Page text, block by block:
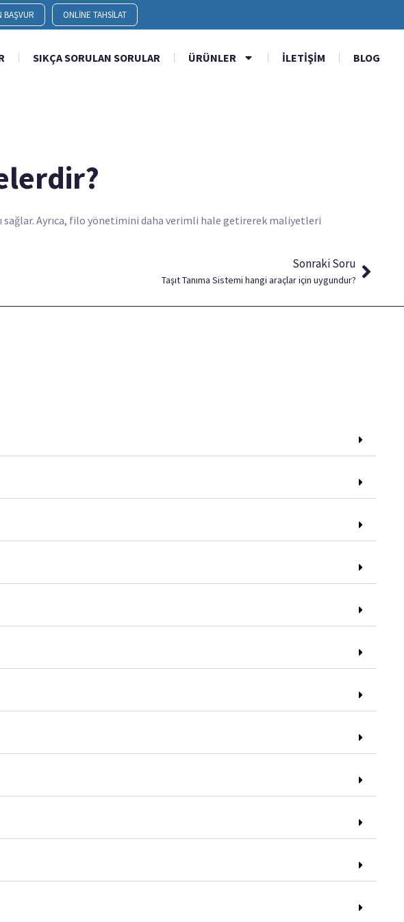
BAŞVUR ONLINE TAHSILAT
SIKÇA SORULAN SORULAR ÜRÜNLER İLETIŞIM BLOG
sağlar. Ayrıca, filo yönetimini daha verimli hale getirerek maliyetleri
Sonraki Soru
Taşıt Tanıma Sistemi hangi araçlar için uygundur?